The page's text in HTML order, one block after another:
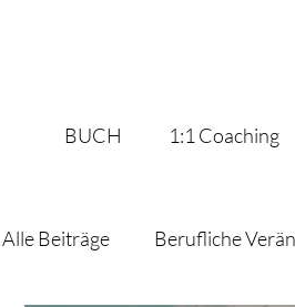
BUCH 1:1 Coaching
Alle Beiträge Berufliche